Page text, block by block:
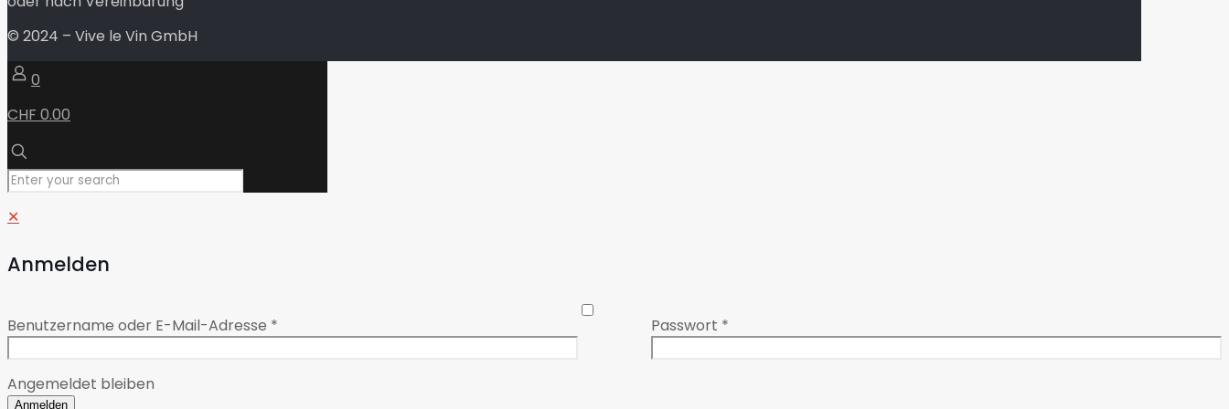
© 2024 – Vive le Vin GmbH
0
CHF 0.00
✕
Anmelden
Benutzername oder E-Mail-Adresse * Passwort *
Angemeldet bleiben
Anmelden